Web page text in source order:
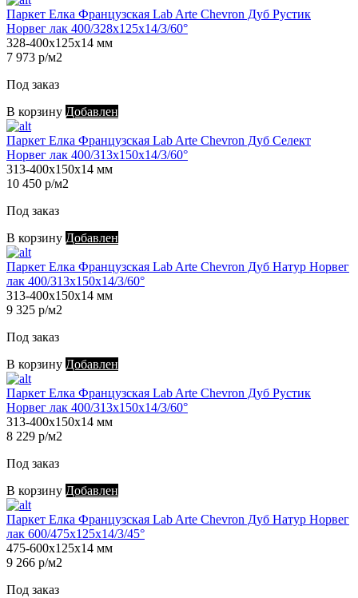
Паркет Елка Французская Lab Arte Chevron Дуб Рустик
Норвег лак 400/328х125х14/3/60°
328-400х125х14 мм
7 973 р/м2
Под заказ
В корзину Добавлен
Паркет Елка Французская Lab Arte Chevron Дуб Селект
Норвег лак 400/313х150х14/3/60°
313-400х150х14 мм
10 450 р/м2
Под заказ
В корзину Добавлен
Паркет Елка Французская Lab Arte Chevron Дуб Натур Норвег
лак 400/313х150х14/3/60°
313-400х150х14 мм
9 325 р/м2
Под заказ
В корзину Добавлен
Паркет Елка Французская Lab Arte Chevron Дуб Рустик
Норвег лак 400/313х150х14/3/60°
313-400х150х14 мм
8 229 р/м2
Под заказ
В корзину Добавлен
Паркет Елка Французская Lab Arte Chevron Дуб Натур Норвег
лак 600/475х125х14/3/45°
475-600х125х14 мм
9 266 р/м2
Под заказ